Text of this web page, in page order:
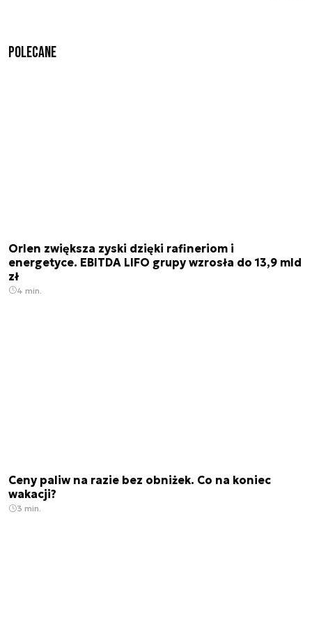
Polecane
Orlen zwiększa zyski dzięki rafineriom i
energetyce. EBITDA LIFO grupy wzrosła do 13,9 mld
zł
4 min.
Ceny paliw na razie bez obniżek. Co na koniec
wakacji?
3 min.